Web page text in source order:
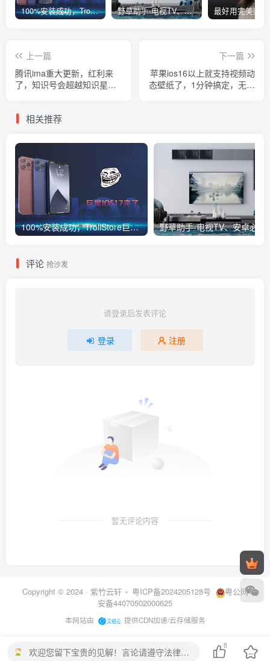
100%安装成功，TrollStore巨魔商店ios17来了，这些系统马上起飞了 野草助手-电视TV、安卓必装的一款软件，超级好用
上一篇
腾讯ima重大更新，红利来
了，知识号会超越知识星
下一篇
苹果ios16以上就支持视频动
态壁纸了，1分钟搞定，无需
相关推荐
100%安装成功，TrollStore巨魔商店ios17来了，这些系统马上起飞了
评论 抢沙发
请登录后发表评论
登录 注册
暂无评论内容
Copyright © 2024 · 紫竹云轩 粤ICP备2024205128号
粤公网
安备44070502000625
本网站由 提供CDN加速/云存储服务
欢迎您留下宝贵的见解！言论请遵守法律法规，否则封禁账号！
8